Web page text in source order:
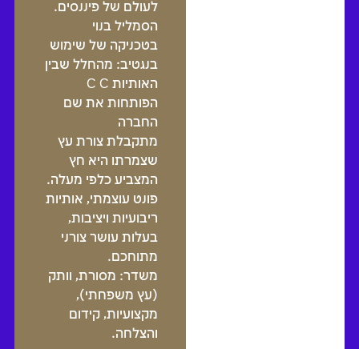
לעולם של פיננסים.
הסמליל בנוי
בטכניקה של שימוש
בנגטיב: מהחלל שבין
האותיות C C
הפותחות את שם
החברה
מתקבלת צורת עץ
שצמרתו היא חץ
המצביע כלפי מעלה.
פונט עוצמתי, אותיות
ריבועיות ויציבות,
בעלות עושר צורני
מתוחכם.
משדר: מסורת, וותק
(עץ משפחתי),
מקצועיות, קידום
והצלחה.